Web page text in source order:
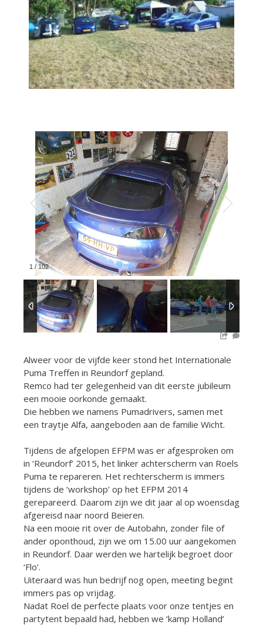
1 / 102
Alweer voor de vijfde keer stond het Internationale
Puma Treffen in Reundorf gepland.
Remco had ter gelegenheid van dit eerste jubileum
een mooie oorkonde gemaakt.
Die hebben we namens Pumadrivers, samen met
een traytje Alfa, aangeboden aan de familie Wicht.
Tijdens de afgelopen EFPM was er afgesproken om
in ‘Reundorf’ 2015, het linker achterscherm van Roels
Puma te repareren. Het rechterscherm is immers
tijdens de ‘workshop’ op het EFPM 2014
gerepareerd. Daarom zijn we dit jaar al op woensdag
afgereisd naar noord Beieren.
Na een mooie rit over de Autobahn, zonder file of
ander oponthoud, zijn we om 15.00 uur aangekomen
in Reundorf. Daar werden we hartelijk begroet door
‘Flo’.
Uiteraard was hun bedrijf nog open, meeting begint
immers pas op vrijdag.
Nadat Roel de perfecte plaats voor onze tentjes en
partytent bepaald had, hebben we ‘kamp Holland’